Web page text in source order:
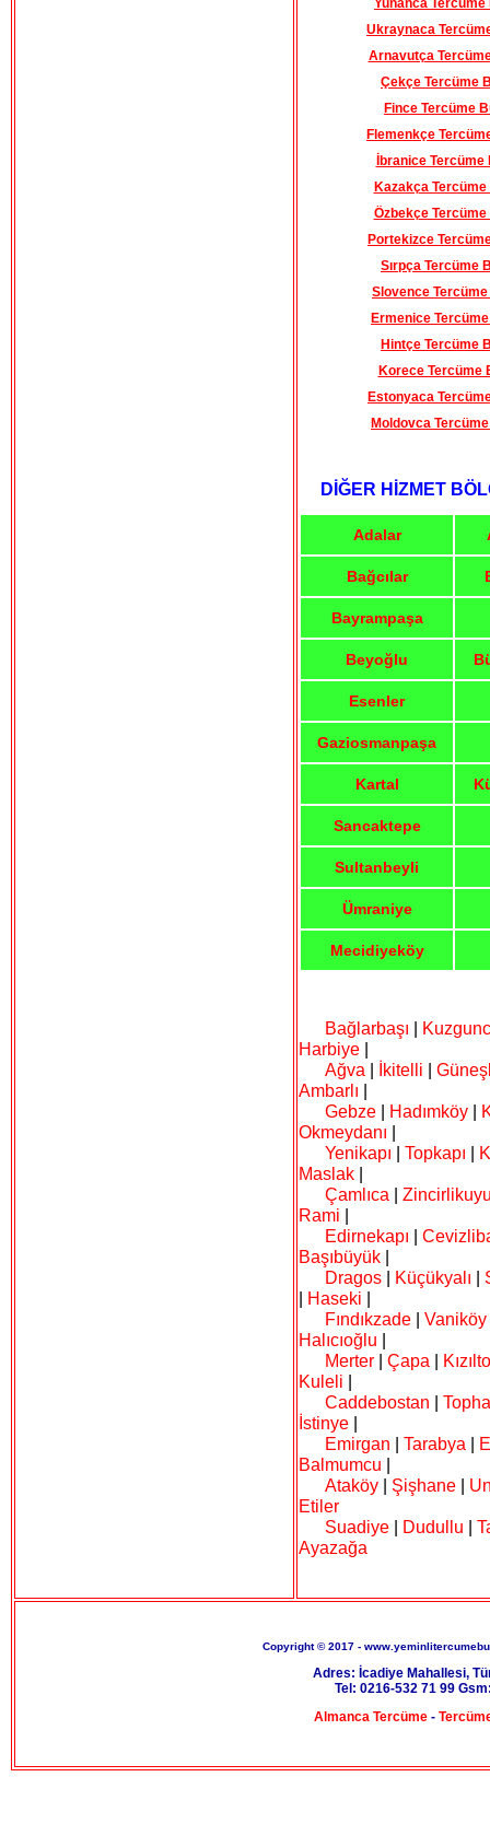
Yunanca
Ukraynaca
Arnavutça
Çekçe Tercüme
Fince Tercüme
Flemenkçe
İbranice Tercüme
Kazakça
Özbekçe
Portekizce
Sırpça Tercüme
Slovence
Ermenice
Hintçe Tercüme
Korece Tercüme
Estonyaca
Moldovca
DİĞER HİZMET
Adalar
Bağcılar
Bayrampaşa
Beyoğlu
Esenler
Gaziosmanpaşa
Kartal
Sancaktepe
Sultanbeyli
Ümraniye
Mecidiyeköy
Bağlarbaşı |
Harbiye |
Ağva | İkitelli |
Ambarlı |
Gebze | Hadımköy |
Okmeydanı |
Yenikapı | Topkapı |
Maslak |
Çamlıca |
Rami |
Edirnekapı |
Başıbüyük |
Dragos | Küçükyalı |
| Haseki |
Fındıkzade | Vaniköy
Halıcıoğlu |
Merter | Çapa |
Kuleli |
Caddebostan |
İstinye |
Emirgan | Tarabya |
Balmumcu |
Ataköy | Şişhane |
Etiler
Suadiye | Dudullu |
Ayazağa
Copyright © 2017 -
Adres: İcadiye Mahallesi,
Tel: 0216-532 71 99
Almanca Tercüme-